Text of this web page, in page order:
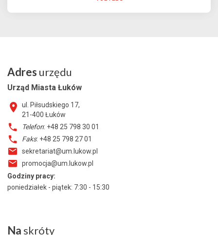
Adres urzędu
Urząd Miasta Łuków
ul. Piłsudskiego 17,
21-400 Łuków
Telefon: +48 25 798 30 01
Faks: +48 25 798 27 01
sekretariat@um.lukow.pl
promocja@um.lukow.pl
Godziny pracy:
poniedziałek - piątek: 7:30 - 15:30
Na skróty